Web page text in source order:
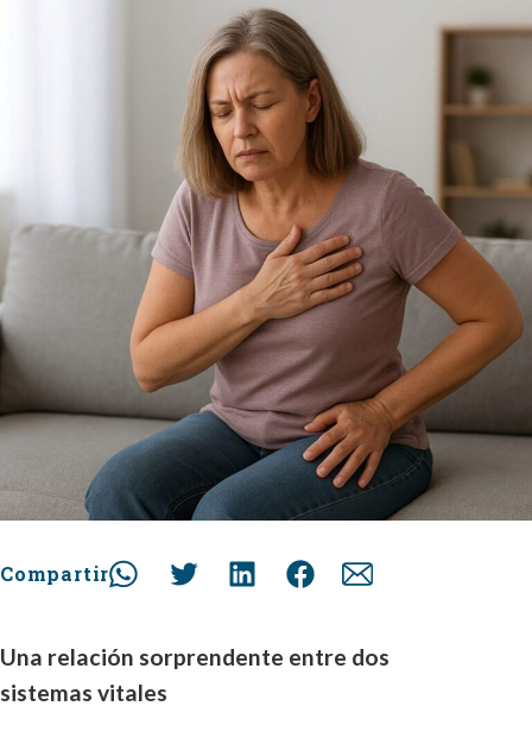
Compartir
Una relación sorprendente entre dos
sistemas vitales